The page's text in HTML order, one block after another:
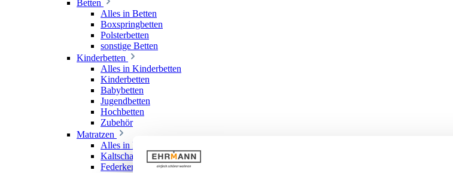
Betten
Alles in Betten
Boxspringbetten
Polsterbetten
sonstige Betten
Kinderbetten
Alles in Kinderbetten
Kinderbetten
Babybetten
Jugendbetten
Hochbetten
Zubehör
Matratzen
Alles in Matratzen
Kaltschaummatratzen
Federkernmatratzen